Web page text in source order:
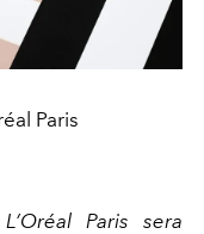
Paris
Paris sera